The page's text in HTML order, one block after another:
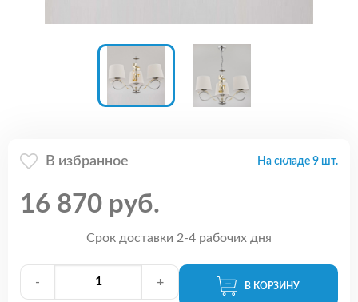
В избранное На складе 9 шт.
16 870 руб.
Срок доставки 2-4 рабочих дня
- + В КОРЗИНУ